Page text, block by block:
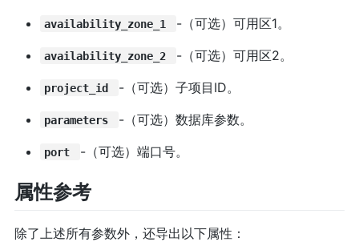
availability_zone_1 -（可选）可用区1。
availability_zone_2 -（可选）可用区2。
project_id -（可选）子项目ID。
parameters -（可选）数据库参数。
port -（可选）端口号。
属性参考
除了上述所有参数外，还导出以下属性：